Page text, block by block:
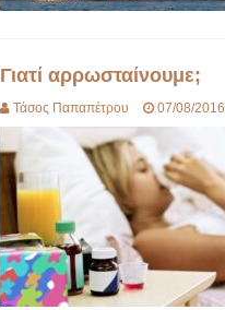
Γιατί αρρωσταίνουμε;
Τάσος Παπαπέτρου 07/08/2016